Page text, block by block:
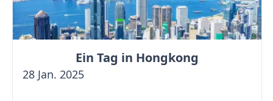
Ein Tag in Hongkong
28 Jan. 2025